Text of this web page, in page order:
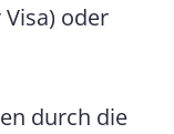
oder
durch die